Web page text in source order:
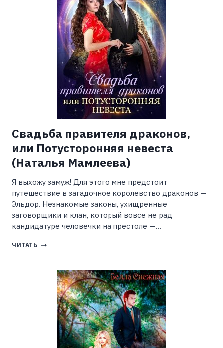
Свадьба правителя драконов,
или Потусторонняя невеста
(Наталья Мамлеева)
Я выхожу замуж! Для этого мне предстоит
путешествие в загадочное королевство драконов —
Эльдор. Незнакомые законы, ухищренные
заговорщики и клан, который вовсе не рад
кандидатуре человечки на престоле —…
ЧИТАТЬ СВАДЬБА
ПОТУСТОРОННЯЯ
НЕВЕСТА
(НАТАЛЬЯ
МАМЛЕЕВА)